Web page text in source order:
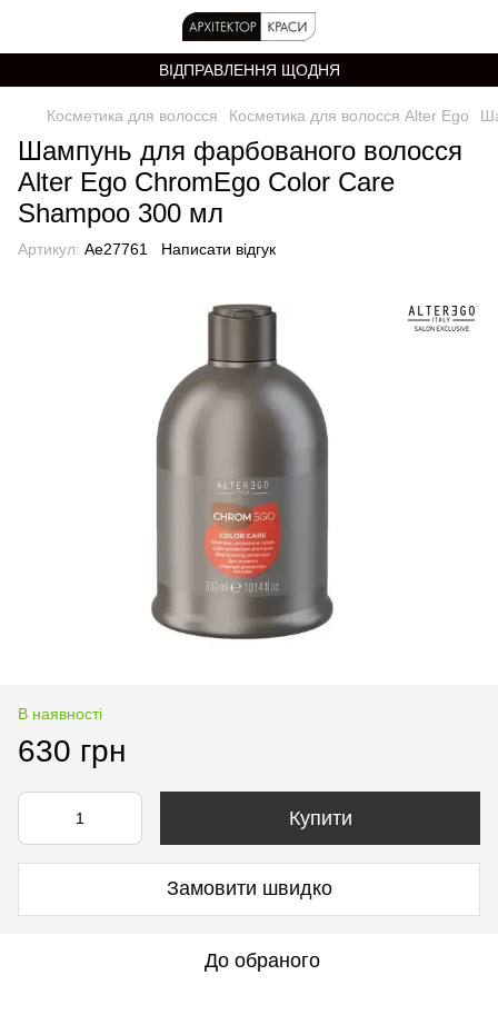
ВІДПРАВЛЕННЯ ЩОДНЯ
Косметика для волосся Косметика для волосся Alter Ego
Шампунь для фарбованого волосся
Alter Ego ChromEgo Color Care
Shampoo 300 мл
Артикул: Ae27761 Написати відгук
В наявності
630 грн
Купити
Замовити швидко
До обраного